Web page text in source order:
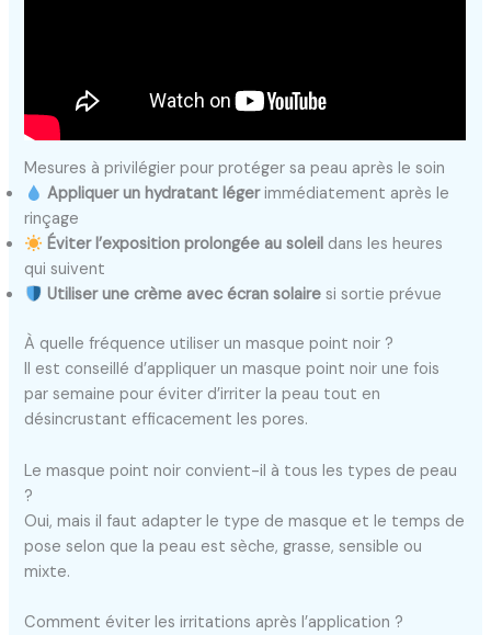
Mesures à privilégier pour protéger sa peau après le soin
Appliquer un hydratant légerimmédiatement après le
rinçage
Éviter l’exposition prolongée au soleil dans les heures
qui suivent
Utiliser une crème avec écran solaire si sortie prévue
À quelle fréquence utiliser un masque point noir ?
Il est conseillé d’appliquer un masque point noir une fois
par semaine pour éviter d’irriter la peau tout en
désincrustant efficacement les pores.
Le masque point noir convient-il à tous les types de peau
?
Oui, mais il faut adapter le type de masque et le temps de
pose selon que la peau est sèche, grasse, sensible ou
mixte.
Comment éviter les irritations après l’application ?